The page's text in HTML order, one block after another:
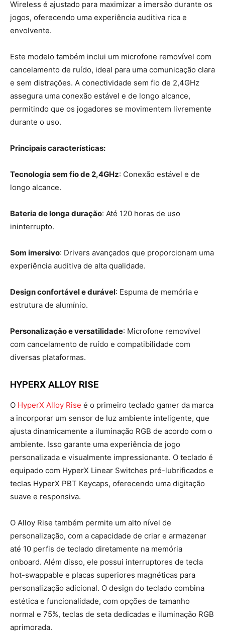
Wireless é ajustado para maximizar a imersão durante os
jogos, oferecendo uma experiência auditiva rica e
envolvente.
Este modelo também inclui um microfone removível com
cancelamento de ruído, ideal para uma comunicação clara
e sem distrações. A conectividade sem fio de 2,4GHz
assegura uma conexão estável e de longo alcance,
permitindo que os jogadores se movimentem livremente
durante o uso.
Principais características:
Tecnologia sem fio de 2,4GHz: Conexão estável e de
longo alcance.
Bateria de longa duração: Até 120 horas de uso
ininterrupto.
Som imersivo: Drivers avançados que proporcionam uma
experiência auditiva de alta qualidade.
Design confortável e durável: Espuma de memória e
estrutura de alumínio.
Personalização e versatilidade: Microfone removível
com cancelamento de ruído e compatibilidade com
diversas plataformas.
HYPERX ALLOY RISE
O HyperX Alloy Rise é o primeiro teclado gamer da marca
a incorporar um sensor de luz ambiente inteligente, que
ajusta dinamicamente a iluminação RGB de acordo com o
ambiente. Isso garante uma experiência de jogo
personalizada e visualmente impressionante. O teclado é
equipado com HyperX Linear Switches pré-lubrificados e
teclas HyperX PBT Keycaps, oferecendo uma digitação
suave e responsiva.
O Alloy Rise também permite um alto nível de
personalização, com a capacidade de criar e armazenar
até 10 perfis de teclado diretamente na memória
onboard. Além disso, ele possui interruptores de tecla
hot-swappable e placas superiores magnéticas para
personalização adicional. O design do teclado combina
estética e funcionalidade, com opções de tamanho
normal e 75%, teclas de seta dedicadas e iluminação RGB
aprimorada.